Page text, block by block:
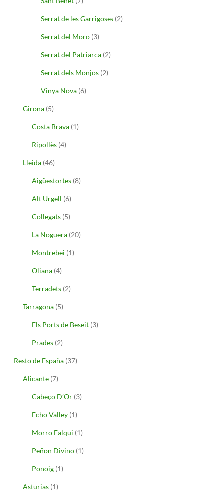
Serrat de les Garrigoses (2)
Serrat del Moro (3)
Serrat del Patriarca (2)
Serrat dels Monjos (2)
Vinya Nova (6)
Girona (5)
Costa Brava (1)
Ripollès (4)
Lleida (46)
Aigüestortes (8)
Alt Urgell (6)
Collegats (5)
La Noguera (20)
Montrebei (1)
Oliana (4)
Terradets (2)
Tarragona (5)
Els Ports de Beseit (3)
Prades (2)
Resto de España (37)
Alicante (7)
Cabeço D’Or (3)
Echo Valley (1)
Morro Falqui (1)
Peñon Divino (1)
Ponoig (1)
Asturias (1)